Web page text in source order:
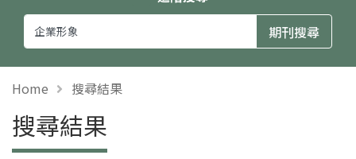
Home 搜尋結果
搜尋結果